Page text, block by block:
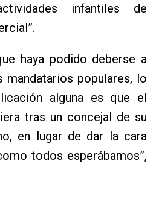
infantiles de
haya podido deberse a
mandatarios populares, lo
alguna es que el
tras un concejal de su
en lugar de dar la cara
todos esperábamos”,